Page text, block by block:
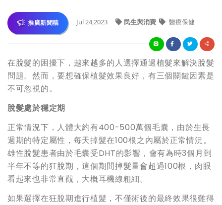
推廣新聞稿 Jul 24,2023 民生與消費 醫療保健
在脫髮的困擾下，越來越多的人選擇通過植髮來解決脫髮
問題。然而，要想確保植髮效果良好，有三個關鍵因素是
不可忽視的。
脫髮處於穩定期
正常情況下，人體大約有400-500萬個毛囊，由於生長
週期的特定屬性，每天掉髮在100根之內屬於正常情況。
雄性脫髮患者由於毛囊受DHT的影響，會有為時3個月到
半年不等的狂脫期，這個期間掉髮量會超過100根，肉眼
看起來也非常直觀，大概耳機線粗細。
如果選擇在狂脫期進行植髮，不僅術後的最終效果很難得